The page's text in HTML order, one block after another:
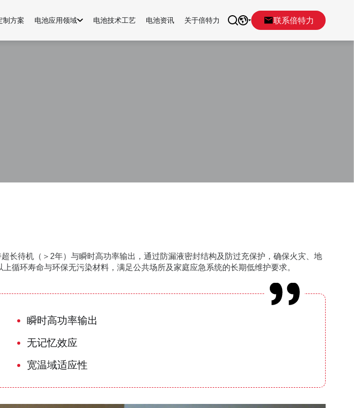
制方案 电池应用领域 电池技术工艺 电池资讯 关于倍特力 联系倍特力
长待机（＞2年）与瞬时高功率输出，通过防漏液密封结构及防过充保护，确保火灾、地
循环寿命与环保无污染材料，满足公共场所及家庭应急系统的长期低维护要求。
瞬时高功率输出
无记忆效应
宽温域适应性